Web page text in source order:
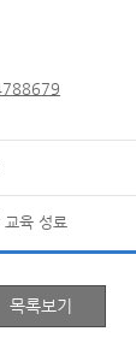
교육 성료